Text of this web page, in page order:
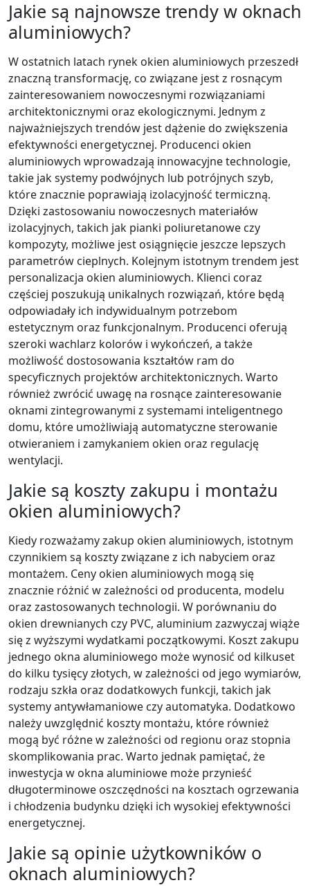
Jakie są najnowsze trendy w oknach
aluminiowych?
W ostatnich latach rynek okien aluminiowych przeszedł
znaczną transformację, co związane jest z rosnącym
zainteresowaniem nowoczesnymi rozwiązaniami
architektonicznymi oraz ekologicznymi. Jednym z
najważniejszych trendów jest dążenie do zwiększenia
efektywności energetycznej. Producenci okien
aluminiowych wprowadzają innowacyjne technologie,
takie jak systemy podwójnych lub potrójnych szyb,
które znacznie poprawiają izolacyjność termiczną.
Dzięki zastosowaniu nowoczesnych materiałów
izolacyjnych, takich jak pianki poliuretanowe czy
kompozyty, możliwe jest osiągnięcie jeszcze lepszych
parametrów cieplnych. Kolejnym istotnym trendem jest
personalizacja okien aluminiowych. Klienci coraz
częściej poszukują unikalnych rozwiązań, które będą
odpowiadały ich indywidualnym potrzebom
estetycznym oraz funkcjonalnym. Producenci oferują
szeroki wachlarz kolorów i wykończeń, a także
możliwość dostosowania kształtów ram do
specyficznych projektów architektonicznych. Warto
również zwrócić uwagę na rosnące zainteresowanie
oknami zintegrowanymi z systemami inteligentnego
domu, które umożliwiają automatyczne sterowanie
otwieraniem i zamykaniem okien oraz regulację
wentylacji.
Jakie są koszty zakupu i montażu
okien aluminiowych?
Kiedy rozważamy zakup okien aluminiowych, istotnym
czynnikiem są koszty związane z ich nabyciem oraz
montażem. Ceny okien aluminiowych mogą się
znacznie różnić w zależności od producenta, modelu
oraz zastosowanych technologii. W porównaniu do
okien drewnianych czy PVC, aluminium zazwyczaj wiąże
się z wyższymi wydatkami początkowymi. Koszt zakupu
jednego okna aluminiowego może wynosić od kilkuset
do kilku tysięcy złotych, w zależności od jego wymiarów,
rodzaju szkła oraz dodatkowych funkcji, takich jak
systemy antywłamaniowe czy automatyka. Dodatkowo
należy uwzględnić koszty montażu, które również
mogą być różne w zależności od regionu oraz stopnia
skomplikowania prac. Warto jednak pamiętać, że
inwestycja w okna aluminiowe może przynieść
długoterminowe oszczędności na kosztach ogrzewania
i chłodzenia budynku dzięki ich wysokiej efektywności
energetycznej.
Jakie są opinie użytkowników o
oknach aluminiowych?